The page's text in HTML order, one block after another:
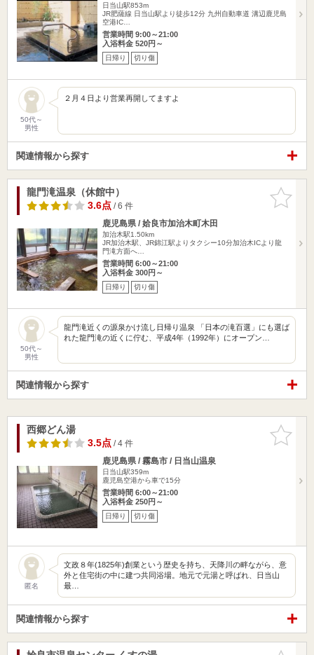
日当山駅853m
JR肥薩線 日当山駅より徒歩12分 九州自動車道 溝辺鹿児島
空港IC…
営業時間 9:00～21:00
入浴料金 520円～
日帰り 切り傷
50代～
男性
２月４日より営業再開してますよ
関連情報から探す
お気に入
りに追加
龍門滝温泉（休館中）
3.6点/ 6 件
鹿児島県 / 姶良市加治木町木田
加治木駅1.50km
JR加治木駅、JR錦江駅よりタクシー10分加治木ICより龍
門滝方面へ…
営業時間 6:00～21:00
入浴料金 300円～
日帰り 切り傷
50代～
男性
龍門滝近くの源泉かけ流し日帰り温泉 「⽇本の滝百選」にも選ば
れた龍門滝の近くに佇む、平成4年（1992年）にオープン…
関連情報から探す
お気に入
りに追加
西郷どん湯
3.5点/ 4 件
鹿児島県 / 霧島市 / 日当山温泉
日当山駅359m
鹿児島空港から車で15分
営業時間 6:00～21:00
入浴料金 250円～
日帰り 切り傷
匿名
文政８年(1825年)創業という歴史を持ち、天降川の畔ながら、意
外と住宅街の中に建つ共同浴場。地元で元湯と呼ばれ、日当山
最…
関連情報から探す